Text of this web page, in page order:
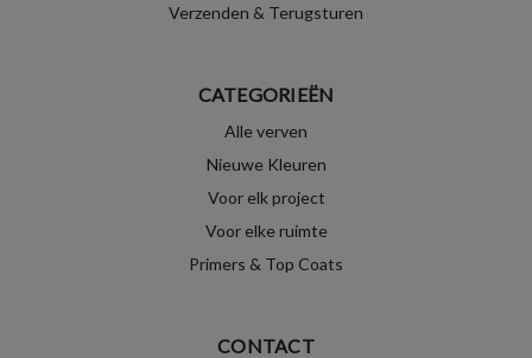
Verzenden & Terugsturen
CATEGORIEËN
Alle verven
Nieuwe Kleuren
Voor elk project
Voor elke ruimte
Primers & Top Coats
CONTACT